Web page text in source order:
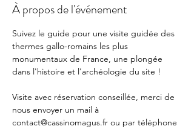
À propos de l'événement
Suivez le guide pour une visite guidée des
thermes gallo-romains les plus
monumentaux de France, une plongée
dans l'histoire et l'archéologie du site !
Visite avec réservation conseillée, merci de
nous envoyer un mail à
contact@cassinomagus.fr ou par téléphone